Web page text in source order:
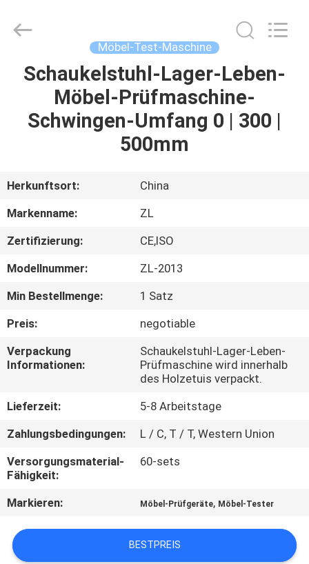
HAUS
PRODUKTE
ÜBER
FABRIK-
AUSFLUG
QUALITÄTSKONTROLLE
SIE
MIT
UNS
IN
VERBINDUNG
NACHRICHTEN
Ltd..
Möbel-Test-Maschine
Schaukelstuhl-Lager-Leben-
Möbel-Prüfmaschine-
Schwingen-Umfang 0 | 300 |
500mm
Herkunftsort:
China
Markenname:
ZL
Zertifizierung:
CE,ISO
Modellnummer:
ZL-2013
Min Bestellmenge:
1 Satz
Preis:
negotiable
Verpackung
Informationen:
Schaukelstuhl-Lager-Leben-
Prüfmaschine wird innerhalb
des Holzetuis verpackt.
Lieferzeit:
5-8 Arbeitstage
Zahlungsbedingungen:
L / C, T / T, Western Union
Versorgungsmaterial-
Fähigkeit:
60-sets
Markieren: Möbel-Prüfgeräte, Möbel-Tester
BESTPREIS